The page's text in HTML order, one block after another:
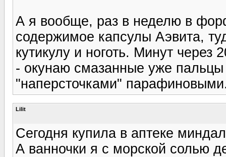
А я вообще, раз в неделю в
содержимое капсулы Аэвита,
кутикулу и ноготь. Минут
- окунаю смазанные уже
"наперсточками"
Lilit
Сегодня купила в аптеке
А ванночки я с морской солью